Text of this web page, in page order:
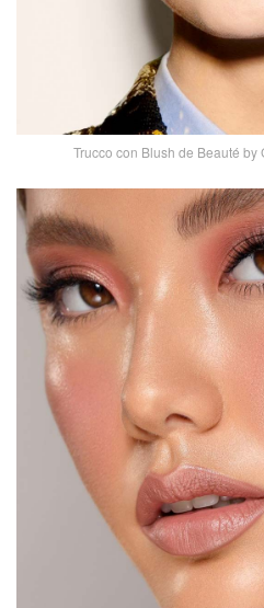
Trucco con Blush de Beauté by